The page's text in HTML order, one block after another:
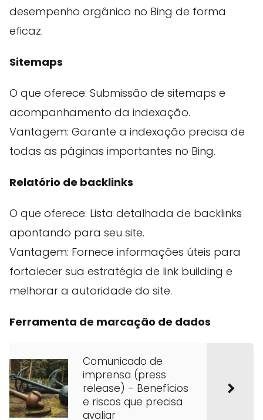
desempenho orgânico no Bing de forma
eficaz.
Sitemaps
O que oferece: Submissão de sitemaps e
acompanhamento da indexação.
Vantagem: Garante a indexação precisa de
todas as páginas importantes no Bing.
Relatório de backlinks
O que oferece: Lista detalhada de backlinks
apontando para seu site.
Vantagem: Fornece informações úteis para
fortalecer sua estratégia de link building e
melhorar a autoridade do site.
Ferramenta de marcação de dados
Comunicado de
imprensa (press
release) - Benefícios
e riscos que precisa
avaliar